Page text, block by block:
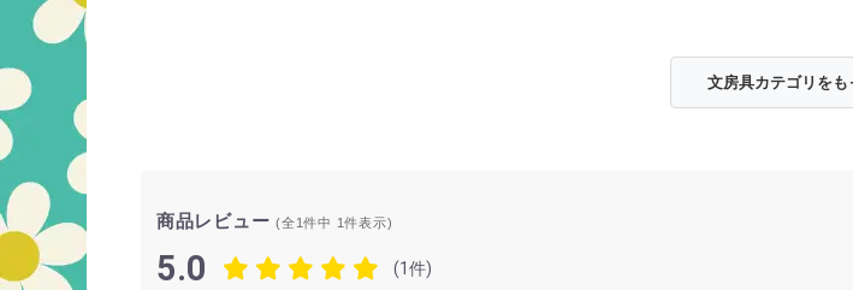
文房具カテゴリをも
商品レビュー(全1件中 1件表示)
5.0 (1件)